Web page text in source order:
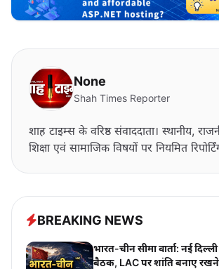
None
Shah Times Reporter
शाह टाइम्स के वरिष्ठ संवाददाता। स्थानीय,
शिक्षा एवं सामाजिक विषयों पर नियमित
BREAKING NEWS
भारत-चीन सीमा वार्ता: नई
बैठक, LAC पर शांति बनाए रखने